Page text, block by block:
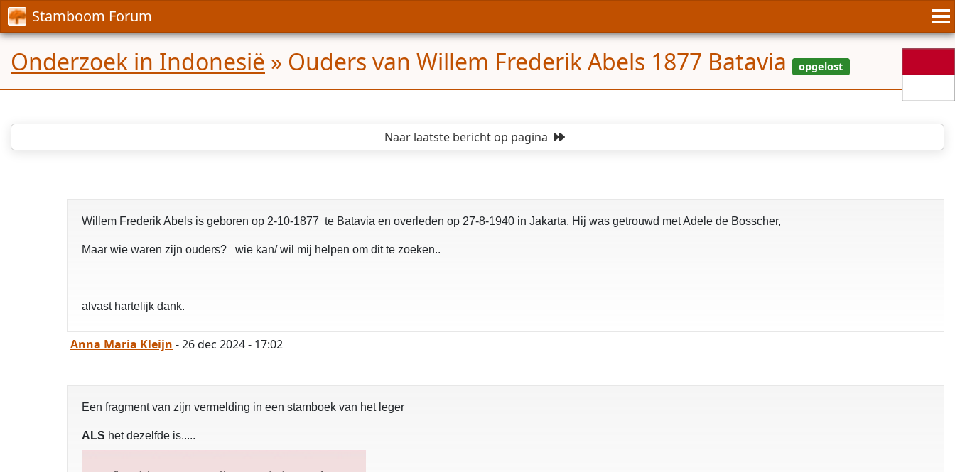
Stamboom Forum
Onderzoek in Indonesië » Ouders van Willem Frederik Abels 1877 Batavia
Naar laatste berichtop pagina
Willem Frederik Abels is geboren op 2-10-1877 te Batavia en overleden op 27-8-1940 in Jakarta, Hij was getrouwd met Adele de Bosscher,
Maar wie waren zijn ouders? wie kan/ wil mij helpen om dit te zoeken..
alvast hartelijk dank.
Anna Maria Kleijn - 26 dec 2024 - 17:02
Een fragment van zijn vermelding in een stamboek van het leger
ALS het dezelfde is.....